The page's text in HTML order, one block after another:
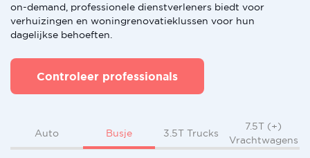
on-demand, professionele dienstverleners biedt voor
verhuizingen en woningrenovatieklussen voor hun
dagelijkse behoeften.
Controleer professionals
Auto Busje 3.5T Trucks
7.5T (+)
Vrachtwagens